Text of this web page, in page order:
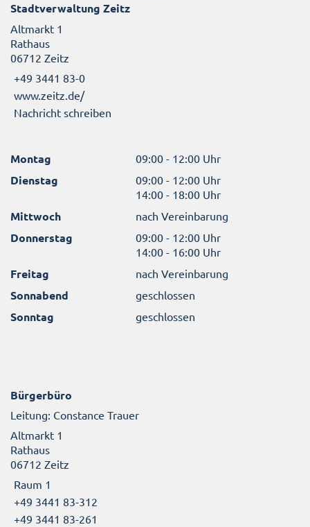
Stadtverwaltung Zeitz
Altmarkt 1
Rathaus
06712 Zeitz
+49 3441 83-0
www.zeitz.de/
Nachricht schreiben
Montag 09:00 - 12:00 Uhr
Dienstag
09:00 - 12:00 Uhr
14:00 - 18:00 Uhr
Mittwoch nach Vereinbarung
Donnerstag
09:00 - 12:00 Uhr
14:00 - 16:00 Uhr
Freitag nach Vereinbarung
Sonnabend geschlossen
Sonntag geschlossen
Bürgerbüro
Leitung: Constance Trauer
Altmarkt 1
Rathaus
06712 Zeitz
Raum 1
+49 3441 83-312
+49 3441 83-261